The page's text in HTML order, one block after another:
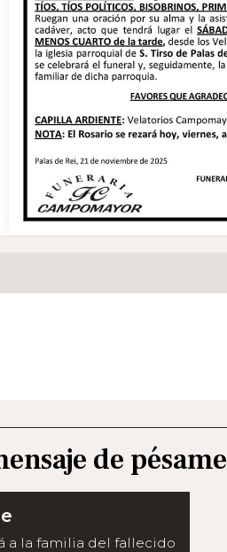
de pésame
a la familia del fallecido